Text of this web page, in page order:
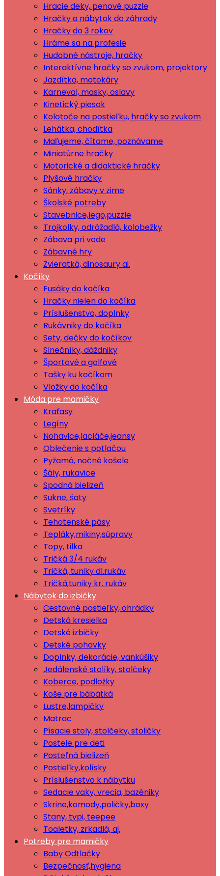
Hracie deky, penové puzzle
Hračky a nábytok do záhrady
Hračky do 3 rokov
Hráme sa na profesie
Hudobné nástroje, hračky
Interaktívne hračky so zvukom, projektory
Jazdítka, motokáry
Karneval, masky, oslavy
Kinetický piesok
Kolotoče na postieľku, hračky so zvukom
Lehátka, chodítka
Maľujeme, čítame, poznávame
Miniatúrne hračky
Motorické a didaktické hračky
Plyšové hračky
Sánky, zábavy v zime
Školské potreby
Stavebnice,lego,puzzle
Trojkolky, odrážadlá, kolobežky
Zábava pri vode
Zábavné hry
Zvieratká, dinosaury ai.
Kočíky
Fusáky do kočíka
Hračky nielen do kočíka
Príslušenstvo, doplnky
Rukávniky do kočíka
Sety, dečky do kočíkov
Slnečníky, dáždniky
Športové a golfové
Tašky ku kočíkom
Vložky do kočíka
Móda pre mamičky
Kraťasy
Legíny
Nohavice,lacláče,jeansy
Oblečenie s potlačou
Pyžamá, nočné košele
Šály, rukavice
Spodná bielizeň
Sukne, šaty
Svetríky
Tehotenské pásy
Tepláky,mikiny,súpravy
Topy, tilka
Tričká 3/4 rukáv
Tričká, tuniky dl.rukáv
Tričká,tuniky kr. rukáv
Nábytok do izbičky
Cestovné postieľky, ohrádky
Detská kresielka
Detské izbičky
Detské pohovky
Doplnky, dekorácie, vankúšiky
Jedálenské stolíky, stolčeky
Koberce, podložky
Koše pre bábätká
Lustre,lampičky
Matrac
Písacie stoly, stolčeky, stoličky
Postele pre deti
Posteľná bielizeň
Postieľky,kolísky
Príslušenstvo k nábytku
Sedacie vaky, vrecia, bazéniky
Skrine,komody,poličky,boxy
Stany, typi, teepee
Toaletky, zrkadlá, aj.
Potreby pre mamičky
Baby Odtlačky
Bezpečnosť,hygiena